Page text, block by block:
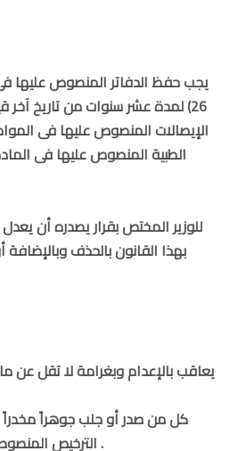
26) لمدة عشر سنوات من تاريخ
للوزير المختص بقرار يصدره أن
بهذا القانون بالحذف وبالإضافة
يعاقب بالإعدام وبغرامة لا تقل عن
الترخيص المنصوص عليه فى المادة (3) .